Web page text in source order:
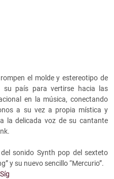
el molde y estereotipo de
su país para vertirse hacia las
en la música, conectando
a su vez a propia mística y
la delicada voz de su cantante
sonido Synth pop del sexteto
y su nuevo sencillo “Mercurio”.